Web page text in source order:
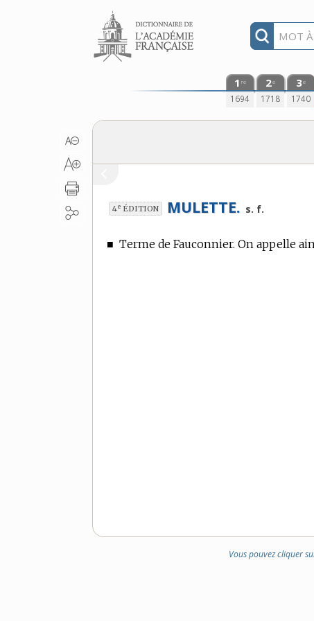
Aller au contenu
1 re
1694
2e
1718
3e
1740
4e ÉDITION MULETTE. s. f.
■ Terme de Fauconnier. On appelle
Vous pouvez cliquer